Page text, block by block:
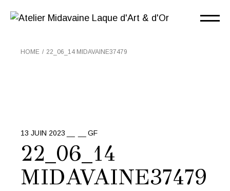
the
HOME 22_06_14 MIDAVAINE37479
13 JUIN 2023 GF
22_06_14
MIDAVAINE37479